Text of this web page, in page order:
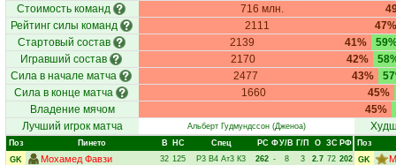
Стоимость команд 716 млн.
Рейтинг силы команд
2111
47%
Стартовый состав
2139 41%
Игравший состав
2170 42%
Сила в начале матча
2477 43%
Сила в конце матча
1660
45%
Владение мячом
45%
Лучший игрок матча
Альберт Гудмундссон (Дженоа)
Поз Пинето В НC Спец РC ФУ/В Г/П О ЗС РФ
GK
Мохамед Фавзи 32 125 Р3 В4 Ат3 К3 262 - 8 3 2.7 72 202
Поз
GK